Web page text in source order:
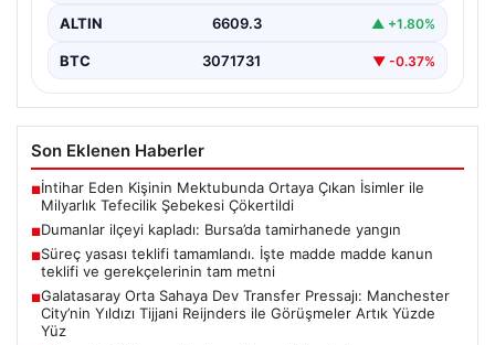
ALTIN 6609.3 ▲ +1.80%
BTC 3071731 ▼ -0.37%
Son Eklenen Haberler
■İntihar Eden Kişinin Mektubunda Ortaya Çıkan İsimler ile
Milyarlık Tefecilik Şebekesi Çökertildi
■Dumanlar ilçeyi kapladı: Bursa’da tamirhanede yangın
■Süreç yasası teklifi tamamlandı. İşte madde madde kanun
teklifi ve gerekçelerinin tam metni
■Galatasaray Orta Sahaya Dev Transfer Pressajı: Manchester
City’nin Yıldızı Tijjani Reijnders ile Görüşmeler Artık Yüzde
Yüz